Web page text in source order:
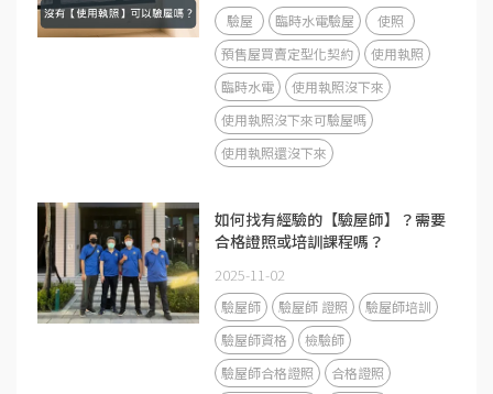
驗屋 臨時水電驗屋
使照
預售屋買賣定型化契約
使用執照
臨時水電
使用執照沒下來
使用執照沒下來可驗屋嗎
使用執照還沒下來
如何找有經驗的【驗屋師】？需要
合格證照或培訓課程嗎？
2025-11-02
驗屋師 驗屋師 證照
驗屋師培訓
驗屋師資格
檢驗師
驗屋師合格證照
合格證照